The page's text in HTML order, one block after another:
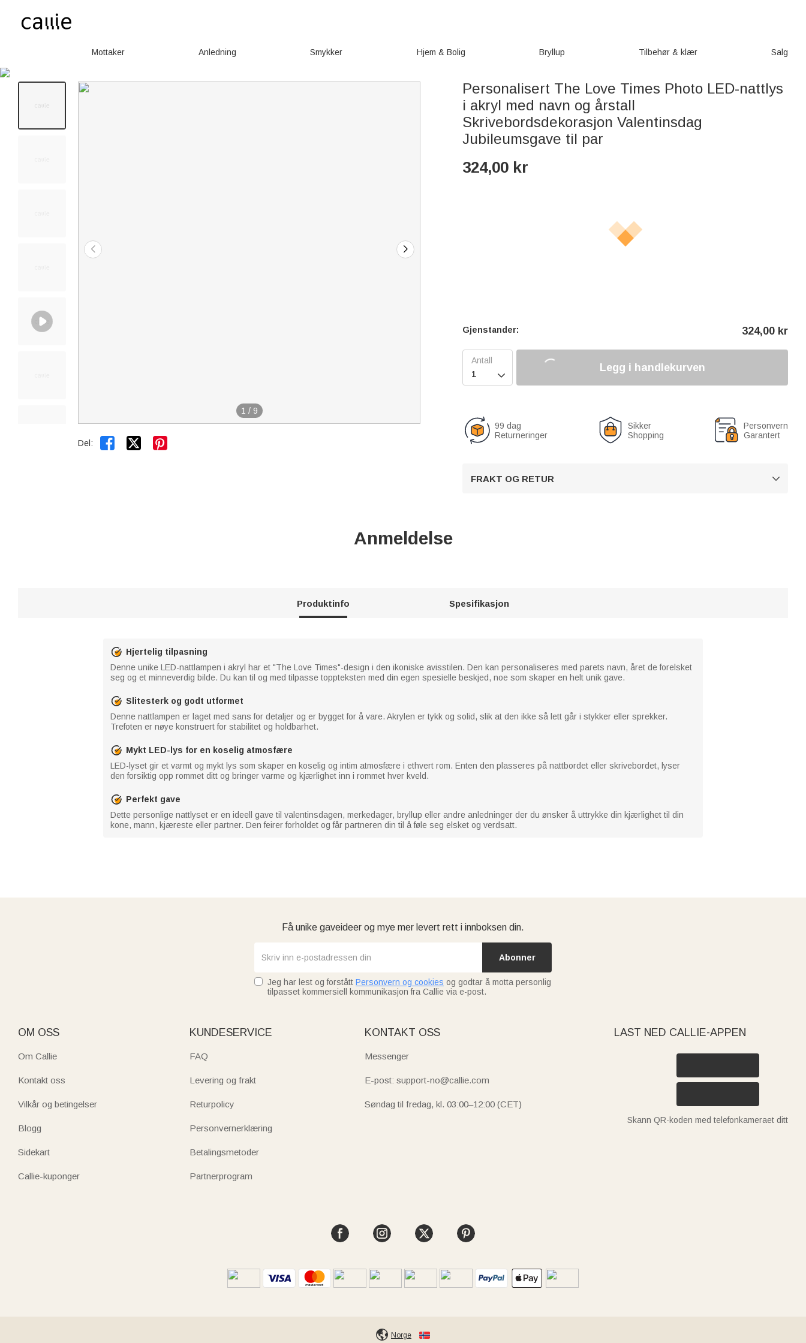
Mottaker Anledning Smykker Hjem & Bolig Bryllup Tilbehør & klær Salg
1 / 9
Del:  
Personalisert The Love Times Photo LED-nattlys
i akryl med navn og årstall
Skrivebordsdekorasjon Valentinsdag
Jubileumsgave til par
324,00 kr
Gjenstander: 324,00 kr

Legg i handlekurven
99 dag
Returneringer
Sikker
Shopping
Personvern
Garantert
FRAKT OG RETUR 
Anmeldelse
Produktinfo Spesifikasjon
Hjertelig tilpasning
Denne unike LED-nattlampen i akryl har et "The Love Times"-design i den ikoniske avisstilen. Den kan personaliseres med parets navn, året de forelsket
seg og et minneverdig bilde. Du kan til og med tilpasse toppteksten med din egen spesielle beskjed, noe som skaper en helt unik gave.
Slitesterk og godt utformet
Denne nattlampen er laget med sans for detaljer og er bygget for å vare. Akrylen er tykk og solid, slik at den ikke så lett går i stykker eller sprekker.
Trefoten er nøye konstruert for stabilitet og holdbarhet.
Mykt LED-lys for en koselig atmosfære
LED-lyset gir et varmt og mykt lys som skaper en koselig og intim atmosfære i ethvert rom. Enten den plasseres på nattbordet eller skrivebordet, lyser
den forsiktig opp rommet ditt og bringer varme og kjærlighet inn i rommet hver kveld.
Perfekt gave
Dette personlige nattlyset er en ideell gave til valentinsdagen, merkedager, bryllup eller andre anledninger der du ønsker å uttrykke din kjærlighet til din
kone, mann, kjæreste eller partner. Den feirer forholdet og får partneren din til å føle seg elsket og verdsatt.
Få unike gaveideer og mye mer levert rett i innboksen din.
Abonner
Jeg har lest og forstått Personvern og cookies og godtar å motta personlig
tilpasset kommersiell kommunikasjon fra Callie via e-post.
OM OSS
Om Callie
Kontakt oss
Vilkår og betingelser
Blogg
Sidekart
Callie-kuponger
KUNDESERVICE
FAQ
Levering og frakt
Returpolicy
Personvernerklæring
Betalingsmetoder
Partnerprogram
KONTAKT OSS
Messenger
E-post: support-no@callie.com
Søndag til fredag, kl. 03:00–12:00 (CET)
LAST NED CALLIE-APPEN
Skann QR-koden med telefonkameraet ditt
Norge